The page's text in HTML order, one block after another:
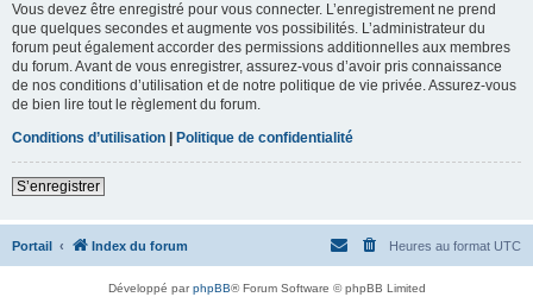
Vous devez être enregistré pour vous connecter. L’enregistrement ne prend
que quelques secondes et augmente vos possibilités. L’administrateur du
forum peut également accorder des permissions additionnelles aux membres
du forum. Avant de vous enregistrer, assurez-vous d’avoir pris connaissance
de nos conditions d’utilisation et de notre politique de vie privée. Assurez-vous
de bien lire tout le règlement du forum.
Conditions d’utilisation
Politique de confidentialité
S’enregistrer
Portail Index du forum Heures au format UTC
Développé parphpBB® Forum Software © phpBB Limited